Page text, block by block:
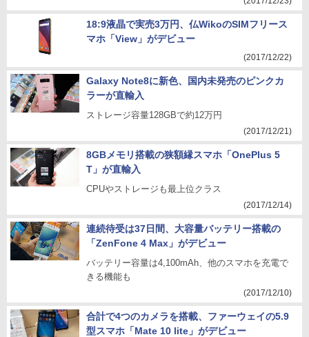
18:9液晶で実売3万円、仏WikoのSIMフリース
マホ「View」がデビュー
(2017/12/22)
Galaxy Note8に新色、国内未発売のピンクカ
ラーが直輸入
ストレージ容量128GBで約12万円
(2017/12/21)
8GBメモリ搭載の狭額縁スマホ「OnePlus 5
T」が直輸入
CPUやストレージも最上位クラス
(2017/12/14)
連続待受は37日間、大容量バッテリー搭載の
「ZenFone 4 Max」がデビュー
バッテリー容量は4,100mAh、他のスマホを充電で
きる機能も
(2017/12/10)
合計で4つのカメラを搭載、ファーウェイの5.9
型スマホ「Mate 10 lite」がデビュー